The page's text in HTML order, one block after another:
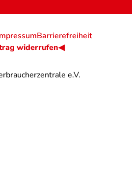
e.V.
Barrierefreiheit
widerrufen◀